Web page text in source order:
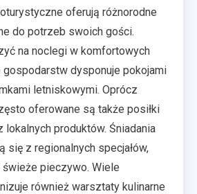
oferują różnorodne
do potrzeb swoich gości.
na noclegi w komfortowych
gospodarstw dysponuje pokojami
letniskowymi. Oprócz
oferowane są także posiłki
produktów. Śniadania
się z regionalnych specjałów,
pieczywo. Wiele
również warsztaty kulinarne